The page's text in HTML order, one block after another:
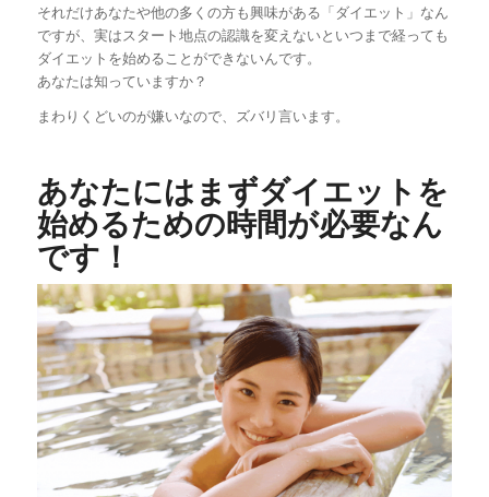
それだけあなたや他の多くの方も興味がある「ダイエット」なん
ですが、実はスタート地点の認識を変えないといつまで経っても
ダイエットを始めることができないんです。
あなたは知っていますか？
まわりくどいのが嫌いなので、ズバリ言います。
あなたにはまずダイエットを
始めるための時間が必要なん
です！